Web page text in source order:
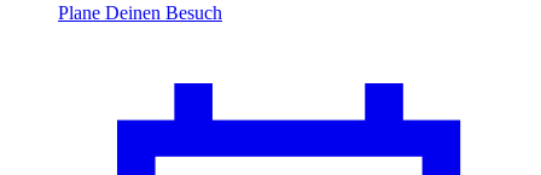
Plane Deinen Besuch